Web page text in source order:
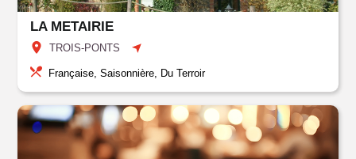
LA METAIRIE
TROIS-PONTS
Française, Saisonnière, Du Terroir